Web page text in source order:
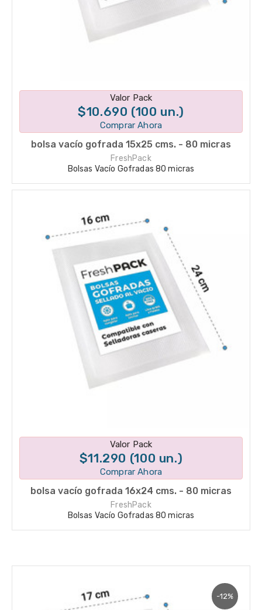
Disponible en 1 variantes
Valor Pack
$10.690 (100 un.)
Comprar Ahora
bolsa vacío gofrada 15x25 cms. - 80 micras
FreshPack
Bolsas Vacío Gofradas 80 micras
Disponible en 1 variantes
Valor Pack
$11.290 (100 un.)
Comprar Ahora
bolsa vacío gofrada 16x24 cms. - 80 micras
FreshPack
Bolsas Vacío Gofradas 80 micras
-12%